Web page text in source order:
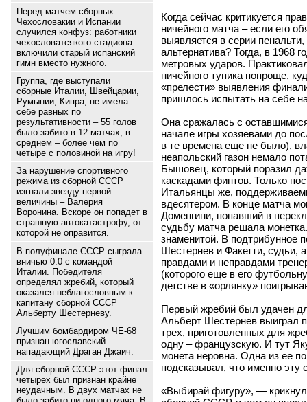
Перед матчем сборных
Чехословакии и Испании
случился конфуз: работники
чехословатсякого стадиона
включили старый испанский
гимн вместо нужного.
Группа, где выступали
сборные Италии, Швейцарии,
Румынии, Кипра, не имела
себе равных по
результативности – 55 голов
было забито в 12 матчах, в
среднем – более чем по
четыре с половиной на игру!
За нарушение спортивного
режима из сборной СССР
изгнали звезду первой
величины – Валерия
Воронина. Вскоре он попадет в
страшную автокатастрофу, от
которой не оправится.
В полуфинале СССР сыграла
вничью 0:0 с командой
Италии. Победителя
определял жребий, который
оказался неблагословным к
капитану сборной СССР
Альберту Шестерневу.
Лучшим бомбардиром ЧЕ-68
признан югославский
нападающий Драган Джаич.
Для сборной СССР этот финал
четырех был признан крайне
неудачным. В двух матчах не
Когда сейчас критикуется
ничейного матча – если его
выявляется в серии
альтернатива? Тогда, в 1968
метровых ударов.
ничейного тупика попроще,
«прелести» выявления
пришлось испытать на себе
Она сражалась с
начале игры хозяевами до
в те времена еще не было),
неапольский газон немало
Бышовец, который поразил
каскадами финтов. Только
Итальянцы же,
вдесятером. В конце матча
Доменгини, попавший в
судьбу матча решала
знаменитой. В подтрибунное
Шестернев и Факетти, судьи,
правдами и неправдами
(которого еще в его
детстве в «орлянку»
Первый жребий был удачен
Альберт Шестернев выиграл
трех, приготовленных для
одну – французскую. И тут
монета неровна. Одна из ее
подсказывал, что именно эту
«Выбирай фигуру», —